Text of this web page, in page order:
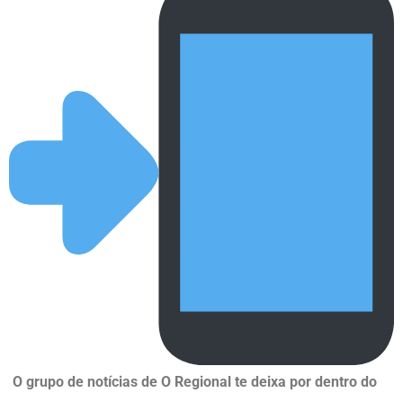
O grupo de notícias de O Regional te deixa por dentro do